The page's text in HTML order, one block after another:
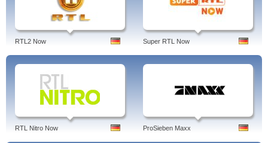
RTL2 Now Super RTL Now
RTL Nitro Now ProSieben Maxx